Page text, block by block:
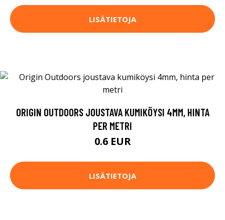
LISÄTIETOJA
ORIGIN OUTDOORS JOUSTAVA KUMIKÖYSI 4MM, HINTA
PER METRI
0.6 EUR
LISÄTIETOJA